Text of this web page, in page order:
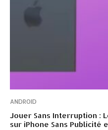
ANDROID
Jouer Sans Interruption :
sur iPhone Sans Publicité